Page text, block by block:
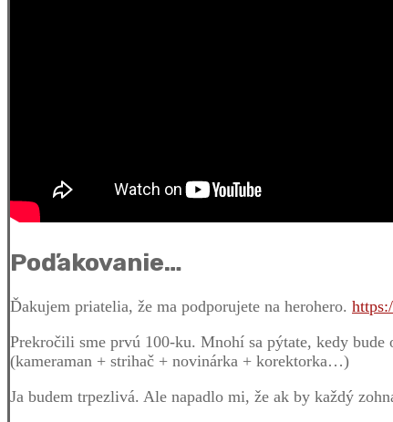
Poďakovanie…
Ďakujem priatelia, že ma podporujete na herohero.
Prekročili sme prvú 100-ku. Mnohí sa pýtate, kedy
(kameraman + strihač + novinárka + korektorka…)
Ja budem trpezlivá. Ale napadlo mi, že ak by každý